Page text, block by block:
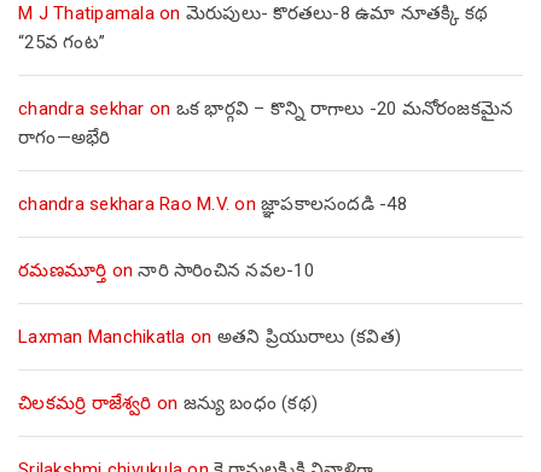
M J Thatipamalaon మెరుపులు- కొరతలు-8 ఉమా నూతక్కి కథ
“25వ గంట”
chandra sekhar on ఒక భార్గవి – కొన్ని రాగాలు -20 మనోరంజకమైన
రాగం—అభేరి
chandra sekhara Rao M.V. on జ్ఞాపకాలసందడి -48
రమణమూర్తి onనారి సారించిన నవల-10
Laxman Manchikatla on అతని ప్రియురాలు (కవిత)
చిలకమర్రి రాజేశ్వరి on జన్యు బంధం (కథ)